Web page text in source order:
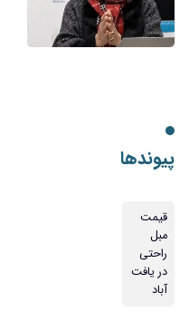
پیوندها
قیمت
مبل
راحتی
در یافت
آباد